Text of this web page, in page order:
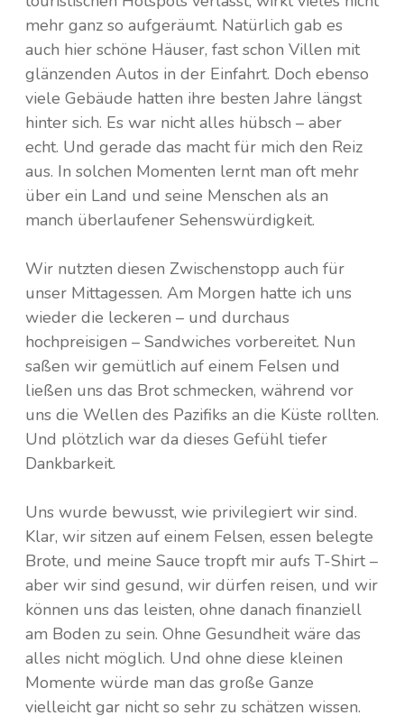
mehr ganz so aufgeräumt. Natürlich gab es
auch hier schöne Häuser, fast schon Villen mit
glänzenden Autos in der Einfahrt. Doch ebenso
viele Gebäude hatten ihre besten Jahre längst
hinter sich. Es war nicht alles hübsch – aber
echt. Und gerade das macht für mich den Reiz
aus. In solchen Momenten lernt man oft mehr
über ein Land und seine Menschen als an
manch überlaufener Sehenswürdigkeit.
Wir nutzten diesen Zwischenstopp auch für
unser Mittagessen. Am Morgen hatte ich uns
wieder die leckeren – und durchaus
hochpreisigen – Sandwiches vorbereitet. Nun
saßen wir gemütlich auf einem Felsen und
ließen uns das Brot schmecken, während vor
uns die Wellen des Pazifiks an die Küste rollten.
Und plötzlich war da dieses Gefühl tiefer
Dankbarkeit.
Uns wurde bewusst, wie privilegiert wir sind.
Klar, wir sitzen auf einem Felsen, essen belegte
Brote, und meine Sauce tropft mir aufs T-Shirt –
aber wir sind gesund, wir dürfen reisen, und wir
können uns das leisten, ohne danach finanziell
am Boden zu sein. Ohne Gesundheit wäre das
alles nicht möglich. Und ohne diese kleinen
Momente würde man das große Ganze
vielleicht gar nicht so sehr zu schätzen wissen.